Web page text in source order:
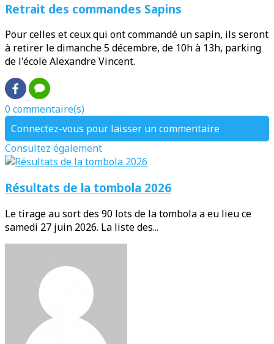
Retrait des commandes Sapins
Pour celles et ceux qui ont commandé un sapin, ils seront
à retirer le dimanche 5 décembre, de 10h à 13h, parking
de l'école Alexandre Vincent.
0 commentaire(s)
Connectez-vous pour laisser un commentaire
Consultez également
Résultats de la tombola 2026
Le tirage au sort des 90 lots de la tombola a eu lieu ce
samedi 27 juin 2026. La liste des...